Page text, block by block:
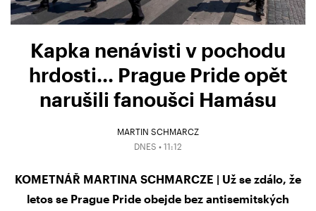
Kapka nenávisti v pochodu
hrdosti… Prague Pride opět
narušili fanoušci Hamásu
MARTIN SCHMARCZ
DNES • 11:12
KOMETNÁŘ MARTINA SCHMARCZE | Už se zdálo, že
letos se Prague Pride obejde bez antisemitských